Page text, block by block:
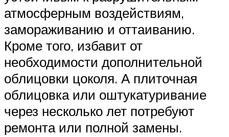
атмосферным воздействиям,
замораживанию и оттаиванию.
Кроме того, избавит от
необходимости дополнительной
облицовки цоколя. А плиточная
облицовка или оштукатуривание
через несколько лет потребуют
ремонта или полной замены.